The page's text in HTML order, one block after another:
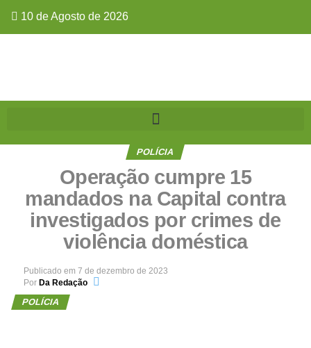
10 de Agosto de 2026
POLÍCIA
Operação cumpre 15
mandados na Capital contra
investigados por crimes de
violência doméstica
Publicado em 7 de dezembro de 2023
Por Da Redação
POLÍCIA